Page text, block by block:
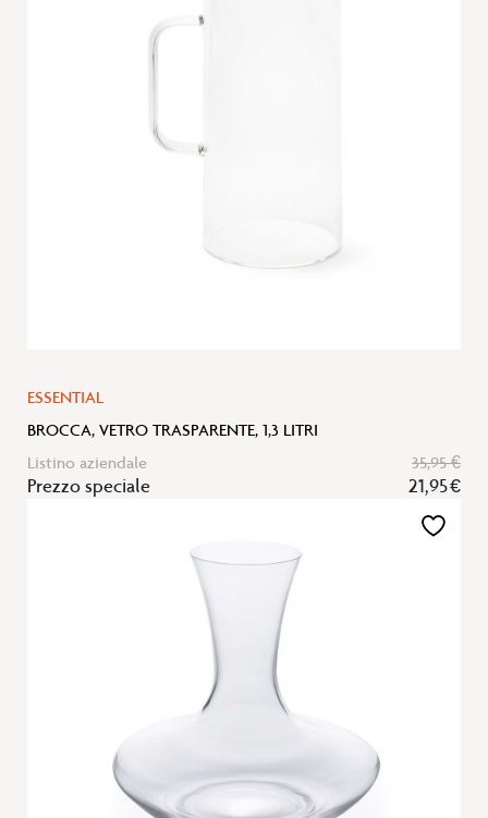
ESSENTIAL
BROCCA, VETRO TRASPARENTE, 1,3 LITRI
Listino aziendale
35,95 €
Prezzo speciale 21,95 €
Aggiungi